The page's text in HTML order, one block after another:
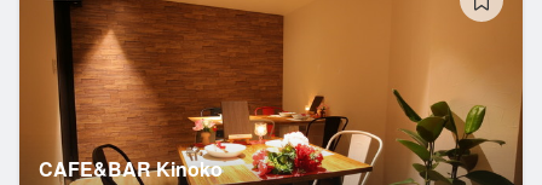
CAFE&BAR Kinoko